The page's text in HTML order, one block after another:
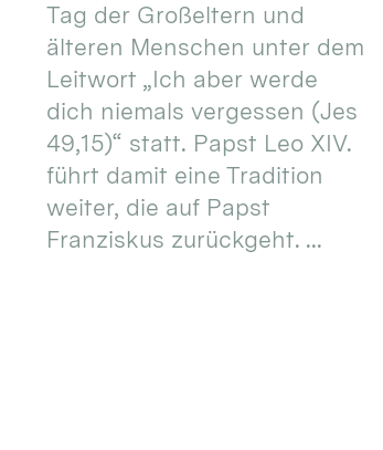
Tag der Großeltern und
älteren Menschen unter dem
Leitwort „Ich aber werde
dich niemals vergessen (Jes
49,15)“ statt. Papst Leo XIV.
führt damit eine Tradition
weiter, die auf Papst
Franziskus zurückgeht. ...